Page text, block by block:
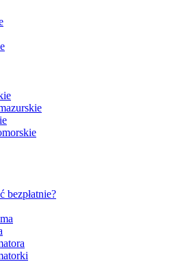
bezpłatnie?